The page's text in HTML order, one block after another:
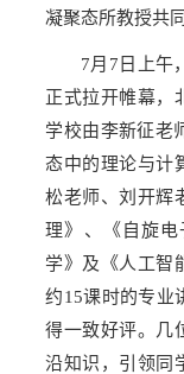
凝聚态所教授共
7月7日上午
正式拉开帷幕，
学校由李新征老
态中的理论与计
松老师、刘开辉
理》、《自旋
学》及《人工智
约15课时的专业
得一致好评。几
沿知识，引领同